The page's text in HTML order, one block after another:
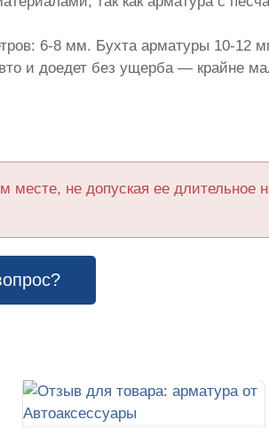
6-8 мм. Бухта арматуры 10-12
и доедет без ущерба — крайне
месте, не допуская ее длительное